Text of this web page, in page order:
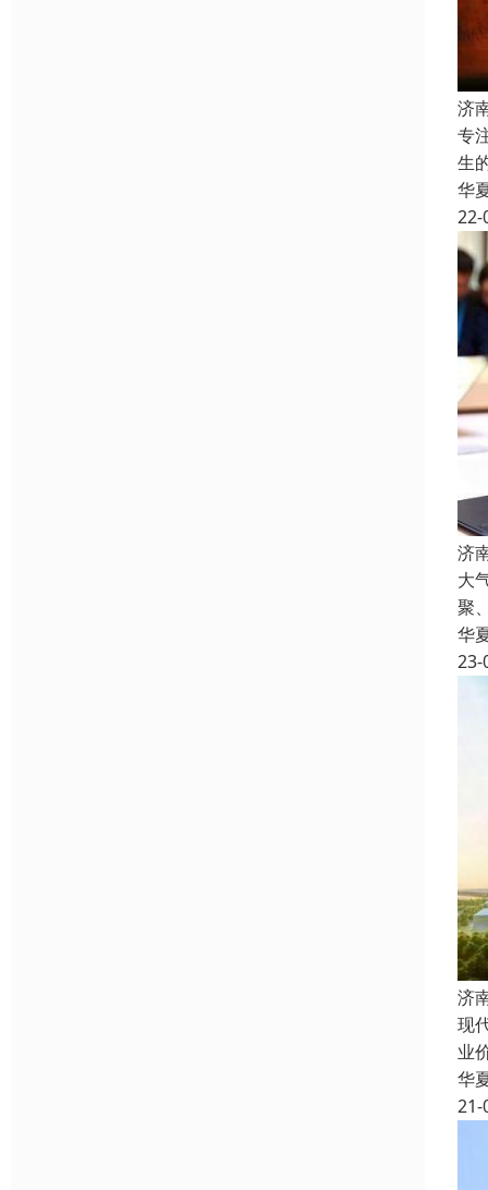
济
专
生
华
22-
济
大
聚
华
23-
济
现
业
华
21-